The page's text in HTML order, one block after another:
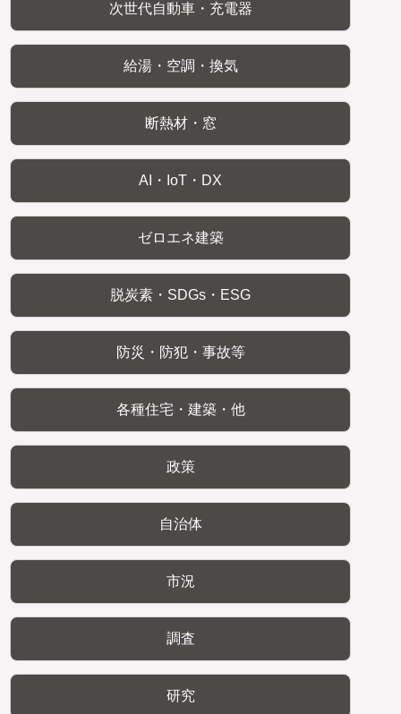
次世代自動車・充電器
給湯・空調・換気
断熱材・窓
AI・IoT・DX
ゼロエネ建築
脱炭素・SDGs・ESG
防災・防犯・事故等
各種住宅・建築・他
政策
自治体
市況
調査
研究